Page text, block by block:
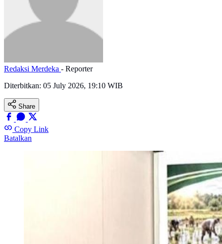
Redaksi Merdeka - Reporter
Diterbitkan: 05 July 2026, 19:10 WIB
Share
Copy Link
Batalkan